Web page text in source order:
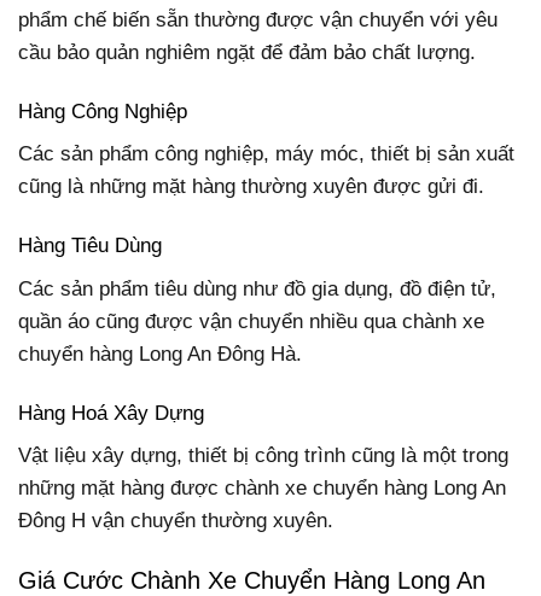
phẩm chế biến sẵn thường được vận chuyển với yêu
cầu bảo quản nghiêm ngặt để đảm bảo chất lượng.
Hàng Công Nghiệp
Các sản phẩm công nghiệp, máy móc, thiết bị sản xuất
cũng là những mặt hàng thường xuyên được gửi đi.
Hàng Tiêu Dùng
Các sản phẩm tiêu dùng như đồ gia dụng, đồ điện tử,
quần áo cũng được vận chuyển nhiều qua chành xe
chuyển hàng Long An Đông Hà.
Hàng Hoá Xây Dựng
Vật liệu xây dựng, thiết bị công trình cũng là một trong
những mặt hàng được chành xe chuyển hàng Long An
Đông H vận chuyển thường xuyên.
Giá Cước Chành Xe Chuyển Hàng Long An